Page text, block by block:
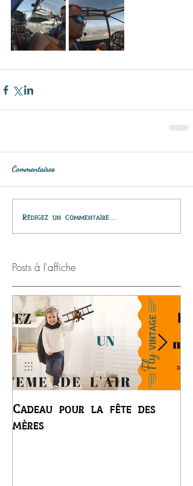
Commentaires
Rédigez un commentaire...
Posts à l'affiche
Cadeau pour la fête des
mères